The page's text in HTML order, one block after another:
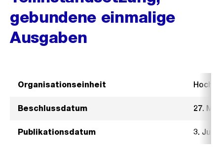
gebundene einmalige
Ausgaben
Organisationseinheit
Beschlussdatum 27.
Publikationsdatum 3. Juni